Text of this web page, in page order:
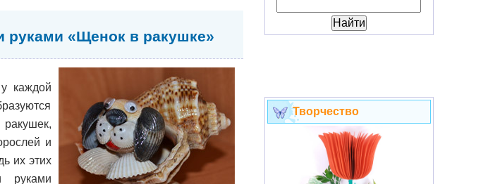
руками «Щенок в ракушке»
каждой
и
их этих
руками
Творчество